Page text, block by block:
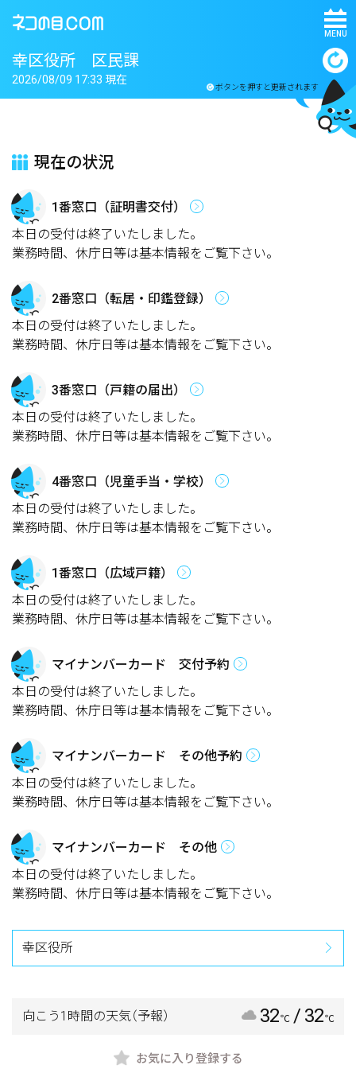
MENU
幸区役所 区民課
ボタンを押すと更新されます
2026/08/09 17:33 現在
現在の状況
1番窓口（証明書交付）
本日の受付は終了いたしました。
業務時間、休庁日等は基本情報をご覧下さい。
2番窓口（転居・印鑑登録）
本日の受付は終了いたしました。
業務時間、休庁日等は基本情報をご覧下さい。
3番窓口（戸籍の届出）
本日の受付は終了いたしました。
業務時間、休庁日等は基本情報をご覧下さい。
4番窓口（児童手当・学校）
本日の受付は終了いたしました。
業務時間、休庁日等は基本情報をご覧下さい。
1番窓口（広域戸籍）
本日の受付は終了いたしました。
業務時間、休庁日等は基本情報をご覧下さい。
マイナンバーカード 交付予約
本日の受付は終了いたしました。
業務時間、休庁日等は基本情報をご覧下さい。
マイナンバーカード その他予約
本日の受付は終了いたしました。
業務時間、休庁日等は基本情報をご覧下さい。
マイナンバーカード その他
本日の受付は終了いたしました。
業務時間、休庁日等は基本情報をご覧下さい。
幸区役所
向こう1時間の天気（予報） 32℃ / 32℃
お気に入り登録する